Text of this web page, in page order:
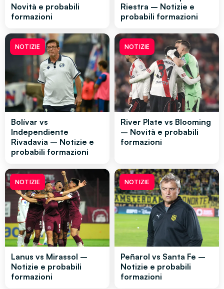
Novità e probabili
formazioni
Riestra – Notizie e
probabili formazioni
NOTIZIE
Bolívar vs
Independiente
Rivadavia – Notizie e
probabili formazioni
NOTIZIE
River Plate vs Blooming
– Novità e probabili
formazioni
NOTIZIE
Lanus vs Mirassol –
Notizie e probabili
formazioni
NOTIZIE
Peñarol vs Santa Fe –
Notizie e probabili
formazioni